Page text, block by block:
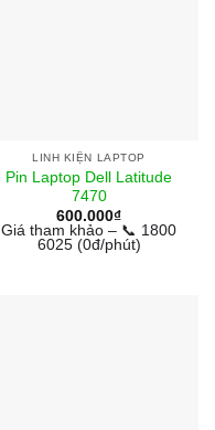
LINH KIỆN LAPTOP
Pin Laptop Dell Latitude
7470
600.000₫
Giá tham khảo – 📞 1800
6025 (0đ/phút)